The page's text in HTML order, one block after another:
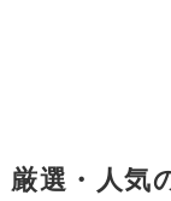
厳選・人気